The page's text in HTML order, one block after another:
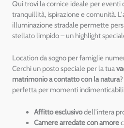
Qui trovi la cornice ideale per eventi
tranquillità, ispirazione e comunità.
illuminazione stradale permette
stellato limpido – un highlight
Location da sogno per famiglie
Cerchi un posto speciale per la tua
matrimonio a contatto con la natura
perfetta per momenti
Affitto esclusivodell'intera
Camere arredate con amore